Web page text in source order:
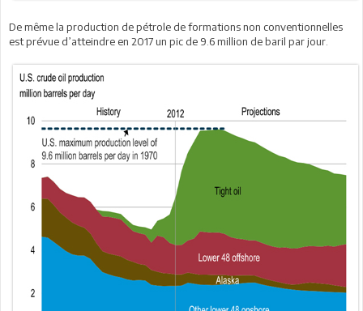
De même la production de pétrole de formations non conventionnelles
est prévue d’atteindre en 2017 un pic de 9.6 million de baril par jour.